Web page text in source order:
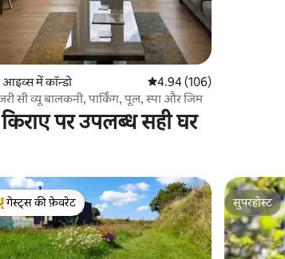
में कॉन्डो औसत रेटिंग 5 में से 4.94, 106
4.94 (106)
सी व्यू बालकनी, पार्किंग, पूल, स्पा और जिम
पर उपलब्ध सही घर
का टॉप फ़ेवरेट
गेस्ट्स की फ़ेवरेट
सुपरहोस्ट
सुपरहोस्ट